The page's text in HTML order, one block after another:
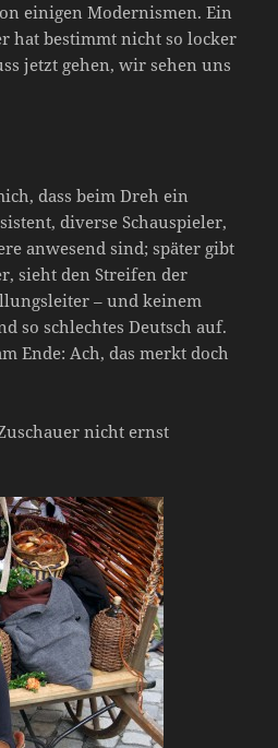
einigen Modernismen. Ein
hat bestimmt nicht so locker
jetzt gehen, wir sehen uns
dass beim Dreh ein
diverse Schauspieler,
anwesend sind; später gibt
sieht den Streifen der
– und keinem
so schlechtes Deutsch auf.
Ende: Ach, das merkt doch
nicht ernst